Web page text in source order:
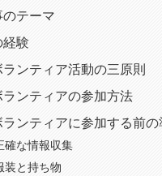
のテーマ
経験
ランティア活動の三原則
ランティアの参加方法
ランティアに参加する前
確な情報収集
装と持ち物